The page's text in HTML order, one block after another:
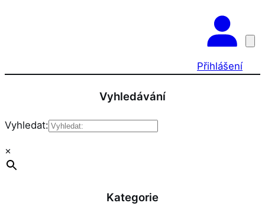
Přihlášení
Vyhledávání
Vyhledat:
×
Kategorie